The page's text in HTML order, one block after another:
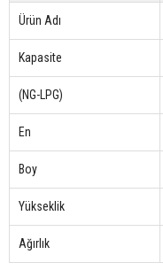
Ürün Adı
Kapasite
(NG-LPG)
En
Boy
Yükseklik
Ağırlık